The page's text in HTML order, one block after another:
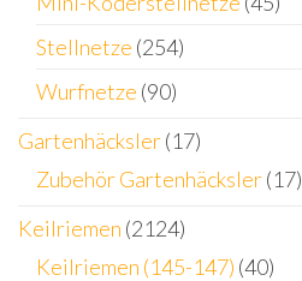
Stellnetze (254)
Wurfnetze (90)
Gartenhäcksler(17)
Zubehör Gartenhäcksler(17)
Keilriemen (2124)
Keilriemen (145-147) (40)